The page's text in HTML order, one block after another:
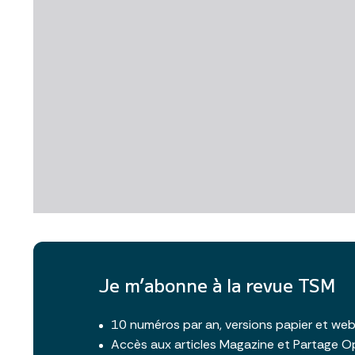
Je m’abonne à la revue TSM
10 numéros par an, versions papier et web
Accès aux articles Magazine et Partage